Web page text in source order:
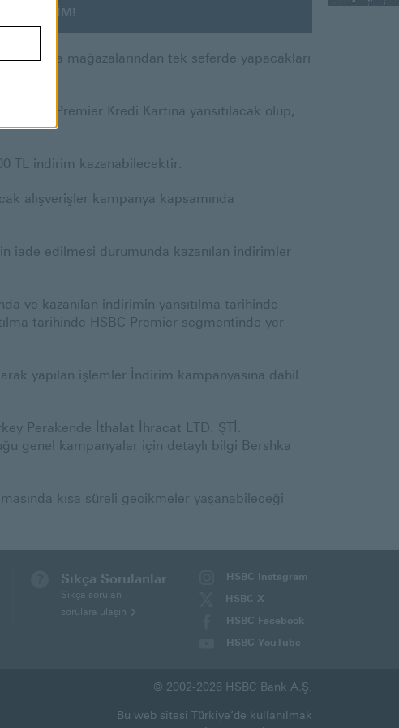
İNDİRİM!
Bershka mağazalarından tek seferde yapacakları
HSBC Premier Kredi Kartına yansıtılacak olup,
TL indirim kazanabilecektir.
alışverişler kampanya kapsamında
iade edilmesi durumunda kazanılan indirimler
ve kazanılan indirimin yansıtılma tarihinde
tarihinde HSBC Premier segmentinde yer
yapılan işlemler İndirim kampanyasına dahil
Perakende İthalat İhracat LTD. ŞTİ.
genel kampanyalar için detaylı bilgi Bershka
kısa süreli gecikmeler yaşanabileceği
Sıkça Sorulanlar
Sıkça sorulan
sorulara ulaşın
HSBC Instagram
(Bu
yeni
pencerede
HSBC X
(Bu
yeni
açılacaktır)
HSBC Facebook
(Bu
pencerede
açılacaktır)
HSBC YouTube
yeni
pencerede
© 2002-2026 HSBC Bank A.Ş.
Bu web sitesi Türkiye’de kullanılmak